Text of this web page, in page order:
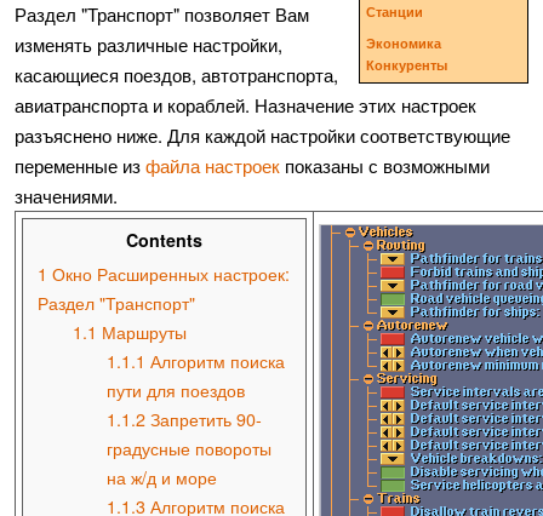
Станции
Экономика
Конкуренты
Раздел "Транспорт" позволяет Вам
изменять различные настройки,
касающиеся поездов, автотранспорта,
авиатранспорта и кораблей. Назначение этих настроек
разъяснено ниже. Для каждой настройки соответствующие
переменные изфайла настроек показаны с возможными
значениями.
Contents
1 Окно Расширенных настроек:
Раздел "Транспорт"
1.1 Маршруты
1.1.1 Алгоритм поиска
пути для поездов
1.1.2 Запретить 90-
градусные повороты
на ж/д и море
1.1.3 Алгоритм поиска